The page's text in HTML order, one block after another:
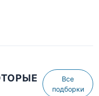
Все
подборки